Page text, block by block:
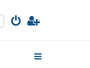
Gelişmiş arama